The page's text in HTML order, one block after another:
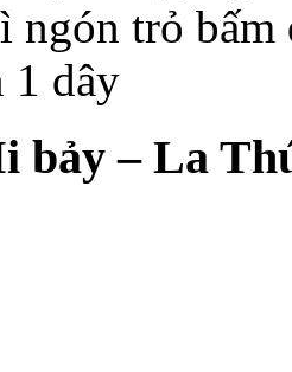
ngón trỏ
1 dây
bảy – La